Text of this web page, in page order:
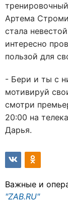
Артема
стала
интересно
пользой для
- Бери и ты с
мотивируй
смотри
20:00 на
Дарья.
Важные и
"ZAB.RU"